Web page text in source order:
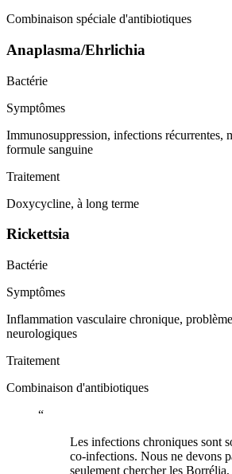
Combinaison spéciale d'antibiotiques
Anaplasma/Ehrlichia
Bactérie
Symptômes
Immunosuppression, infections récurrentes,
formule sanguine
Traitement
Doxycycline, à long terme
Rickettsia
Bactérie
Symptômes
Inflammation vasculaire chronique,
neurologiques
Traitement
Combinaison d'antibiotiques
“
Les infections chroniques sont
co-infections. Nous ne devons
seulement chercher les Borrélia,